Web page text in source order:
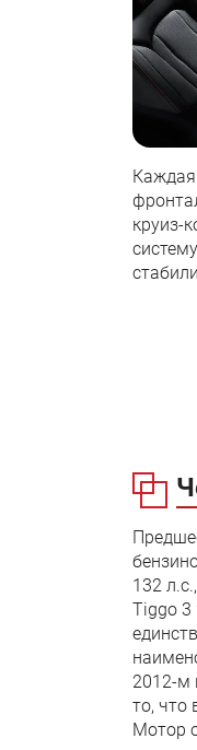
Каждая
круиз-
132
Tiggo 3
2012-м
то, что
Мотор